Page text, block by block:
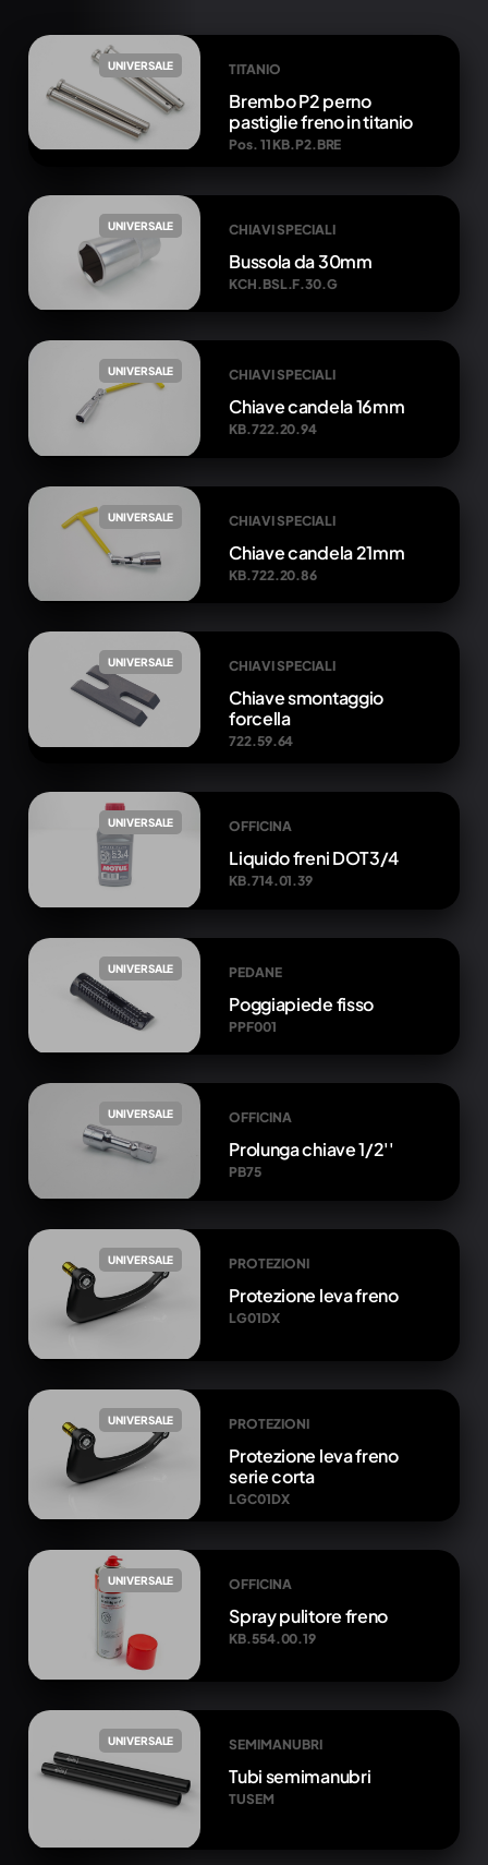
UNIVERSALE TITANIO
Brembo P2 perno
pastiglie freno in titanio
Pos. 11 KB.P2.BRE
UNIVERSALE CHIAVI SPECIALI
Bussola da 30mm
KCH.BSL.F.30.G
UNIVERSALE CHIAVI SPECIALI
Chiave candela 16mm
KB.722.20.94
UNIVERSALE CHIAVI SPECIALI
Chiave candela 21mm
KB.722.20.86
UNIVERSALE CHIAVI SPECIALI
Chiave smontaggio
forcella
722.59.64
UNIVERSALE OFFICINA
Liquido freni DOT3/4
KB.714.01.39
UNIVERSALE PEDANE
Poggiapiede fisso
PPF001
UNIVERSALE OFFICINA
Prolunga chiave 1/2''
PB75
UNIVERSALE PROTEZIONI
Protezione leva freno
LG01DX
UNIVERSALE PROTEZIONI
Protezione leva freno
serie corta
LGC01DX
UNIVERSALE OFFICINA
Spray pulitore freno
KB.554.00.19
UNIVERSALE SEMIMANUBRI
Tubi semimanubri
TUSEM